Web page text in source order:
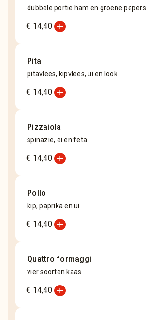
dubbele portie ham en groene pepers
€ 14,40add_circle
Pita
pitavlees, kipvlees, ui en look
€ 14,40add_circle
Pizzaiola
spinazie, ei en feta
€ 14,40add_circle
Pollo
kip, paprika en ui
€ 14,40add_circle
Quattro formaggi
vier soorten kaas
€ 14,40add_circle